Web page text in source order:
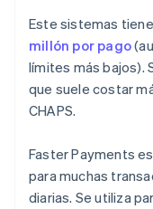
Este sistemas
millón por pago
límites más bajos).
que suele costar
CHAPS.
Faster Payments
para muchas
diarias. Se utiliza